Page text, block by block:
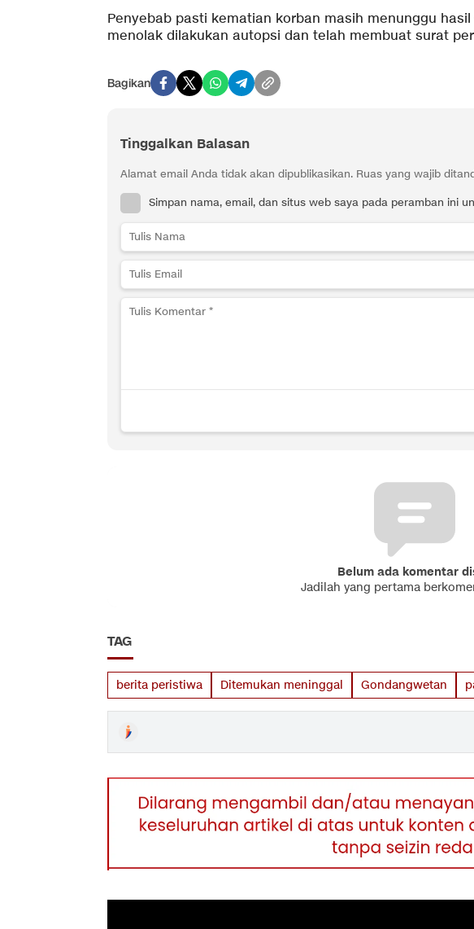
Penyebab pasti kematian korban masih menunggu
menolak dilakukan autopsi dan telah membuat surat
Bagikan
Tinggalkan Balasan
Alamat email Anda tidak akan dipublikasikan. Ruas yang wajib
Simpan nama, email, dan situs web saya pada peramban ini
Belum ada komentar
Jadilah yang pertama
TAG
berita peristiwa Ditemukan meninggal Gondangwetan